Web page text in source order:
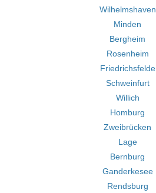
Wilhelmshaven
Minden
Bergheim
Rosenheim
Friedrichsfelde
Schweinfurt
Willich
Homburg
Zweibrücken
Lage
Bernburg
Ganderkesee
Rendsburg